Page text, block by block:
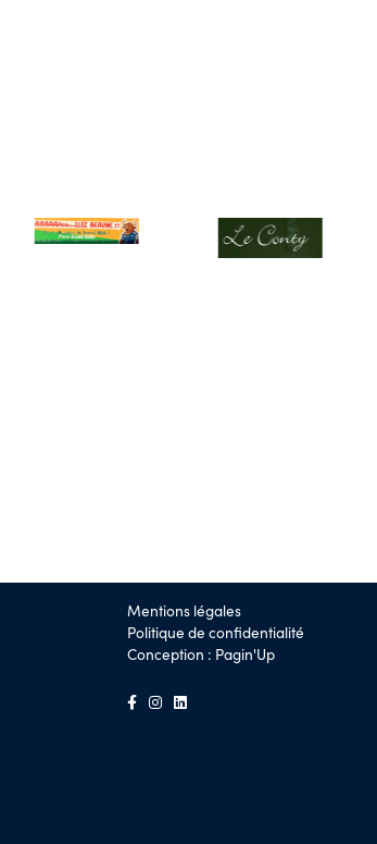
Mentions légales
Politique de confidentialité
Conception : Pagin'Up